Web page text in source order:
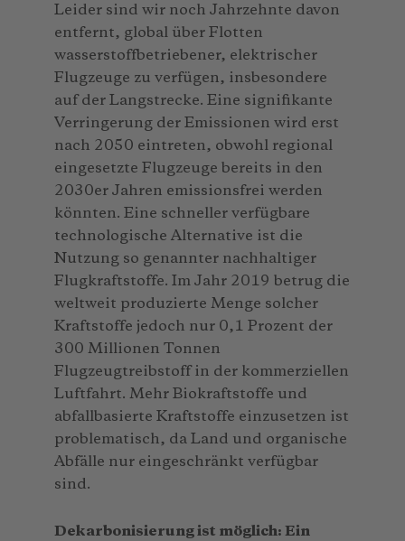
Leider sind wir noch Jahrzehnte davon
entfernt, global über Flotten
wasserstoffbetriebener, elektrischer
Flugzeuge zu verfügen, insbesondere
auf der Langstrecke. Eine signifikante
Verringerung der Emissionen wird erst
nach 2050 eintreten, obwohl regional
eingesetzte Flugzeuge bereits in den
2030er Jahren emissionsfrei werden
könnten. Eine schneller verfügbare
technologische Alternative ist die
Nutzung so genannter nachhaltiger
Flugkraftstoffe. Im Jahr 2019 betrug die
weltweit produzierte Menge solcher
Kraftstoffe jedoch nur 0,1 Prozent der
300 Millionen Tonnen
Flugzeugtreibstoff in der kommerziellen
Luftfahrt. Mehr Biokraftstoffe und
abfallbasierte Kraftstoffe einzusetzen ist
problematisch, da Land und organische
Abfälle nur eingeschränkt verfügbar
sind.
Dekarbonisierung ist möglich: Ein